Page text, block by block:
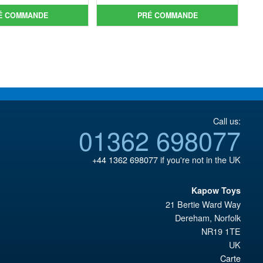
était :
€86.05.
actuel
est :
COMMANDE
€67.61.
est :
PRÉ COMMANDE
Call us:
01362 698077
+44 1362 698077if you're not in the UK
Kapow Toys
21 Bertie Ward Way
Dereham, Norfolk
NR19 1TE
UK
Carte